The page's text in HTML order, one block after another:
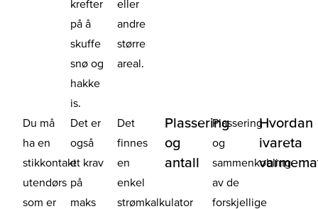
krefter
på å
skuffe
snø og
hakke
is.
eller
andre
større
areal.
Du må
ha en
stikkontakt
utendørs
som er
Det er
også
et krav
på
maks
Det
finnes
en
enkel
strømkalkulator
Plassering
og
antall
Plassering
og
sammenkobling
av de
forskjellige
Hvordan
ivareta